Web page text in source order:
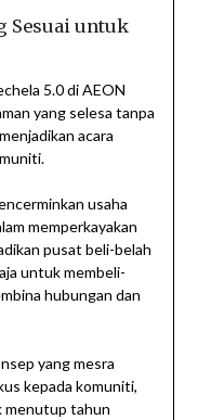
Sesuai untuk
5.0 di AEON
yang selesa tanpa
acara
usaha
memperkayakan
pusat beli-belah
untuk membeli-
hubungan dan
yang mesra
kepada komuniti,
menutup tahun